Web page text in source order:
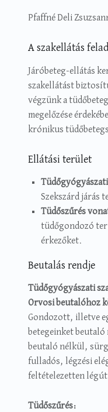
Pfaffné Deli
A szakellátás
Járóbeteg-ellátás
szakellátást
végzünk a
megelőzése
krónikus
Ellátási terület
Szekszárd járás
Tüdőszűrés
tüdőgondozó
érkezőket.
Beutalás rendje
Tüdőgyógyászati
Orvosi beutalóhoz
Gondozott, illetve
betegeinket
beutaló nélkül,
fulladós, légzési
feltételezetten
Tüdőszűrés: